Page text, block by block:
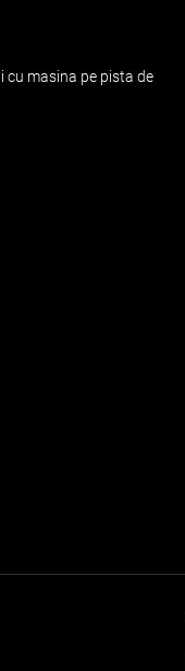
cu masina pe pista de